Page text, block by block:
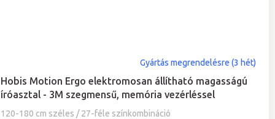
Hobis Motion Ergo elektromosan állítható magasságú
íróasztal - 3M szegmensű, memória vezérléssel
120-180 cm széles / 27-féle színkombináció
Gyártás megrendelésre (3 hét)